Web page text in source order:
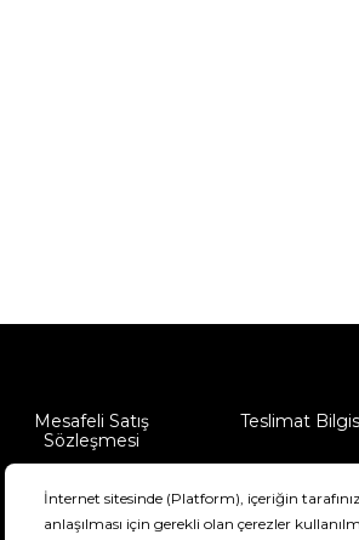
Mesafeli Satış
Sözleşmesi
Teslimat